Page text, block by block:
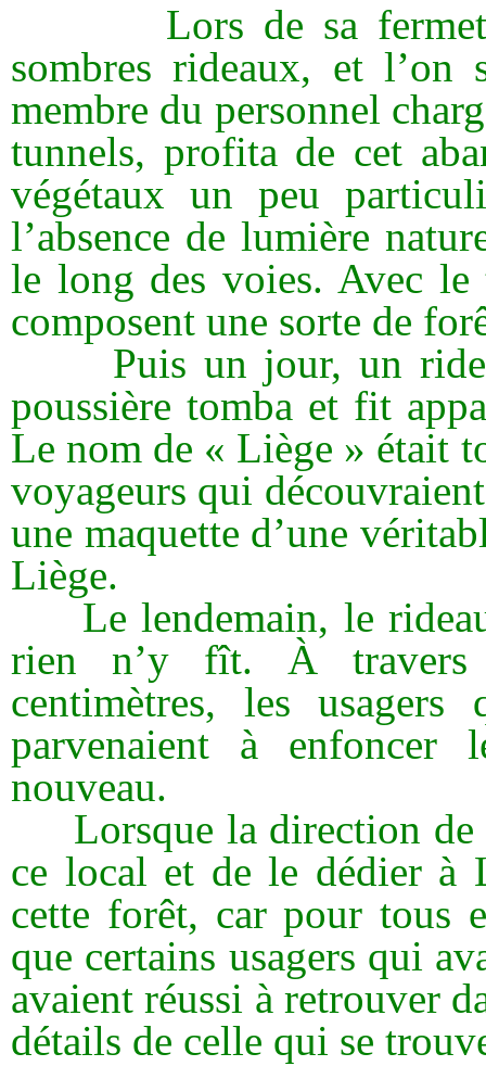
Lors de sa
sombres rideaux, et l’on
membre du personnel
tunnels, profita de cet
végétaux un peu
l’absence de lumière
le long des voies. Avec
composent une sorte de
Puis un jour, un
poussière tomba et fit
Le nom de « Liège » était
voyageurs qui
une maquette d’une
Liège.
Le lendemain, le rideau
rien n’y fît. À travers
centimètres, les
parvenaient à
nouveau.
Lorsque la direction de
ce local et de le dédier à
cette forêt, car pour tous
que certains usagers qui
avaient réussi à retrouver
détails de celle qui se